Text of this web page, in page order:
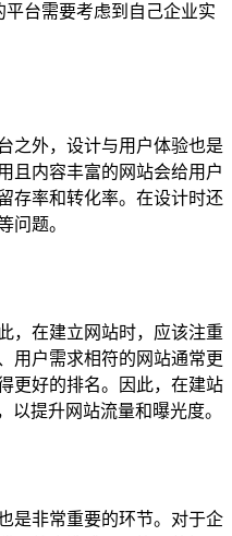
平台需要考虑到自己企业实
之外，设计与用户体验也是
且内容丰富的网站会给用户
存率和转化率。在设计时还
问题。
，在建立网站时，应该注重
用户需求相符的网站通常更
更好的排名。因此，在建站
以提升网站流量和曝光度。
是非常重要的环节。对于企